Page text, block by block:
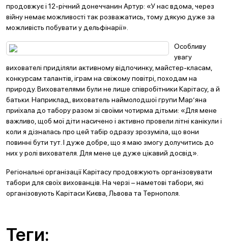
продовжує і 12-річний донеччанин Артур: «У нас вдома, через
війну немає можливості так розважатись, тому дякую дуже за
можливість побувати у дельфінарії».
Особливу
увагу
вихователі приділяли активному відпочинку, майстер-класам,
конкурсам талантів, іграм на свіжому повітрі, походам на
природу. Вихователями були не лише співробітники Карітасу, а й
батьки. Наприклад, вихователь наймолодшої групи Мар’яна
приїхала до табору разом зі своїми чотирма дітьми: «Для мене
важливо, щоб мої діти насичено і активно провели літні канікули і
коли я дізналась про цей табір одразу зрозуміла, що вони
повинні бути тут. І дуже добре, що я маю змогу долучитись до
них у ролі вихователя. Для мене це дуже цікавий досвід».
Регіональні організації Карітасу продовжують організовувати
табори для своїх вихованців. На черзі – наметові табори, які
організовують Карітаси Києва, Львова та Тернополя.
Теги: